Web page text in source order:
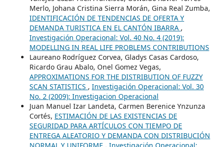
Merlo, Johana Cristina Sierra Morán, Gina Real Zumba,
IDENTIFICACIÓN DE TENDENCIAS DE OFERTA Y
DEMANDA TURISTICA EN EL CANTÓN IBARRA ,
Investigación Operacional: Vol. 40 No. 4 (2019):
MODELLING IN REAL LIFE PROBLEMS CONTRIBUTIONS
Laureano Rodríguez Corvea, Gladys Casas Cardoso,
Ricardo Grau Abalo, Onel Gomez Vegas,
APPROXIMATIONS FOR THE DISTRIBUTION OF FUZZY
SCAN STATISTICS , Investigación Operacional: Vol. 30
No. 2 (2009): Investigacion Operacional
Juan Manuel Izar Landeta, Carmen Berenice Ynzunza
Cortés, ESTIMACIÓN DE LAS EXISTENCIAS DE
SEGURIDAD PARA ARTÍCULOS CON TIEMPO DE
ENTREGA ALEATORIO Y DEMANDA CON DISTRIBUCIÓN